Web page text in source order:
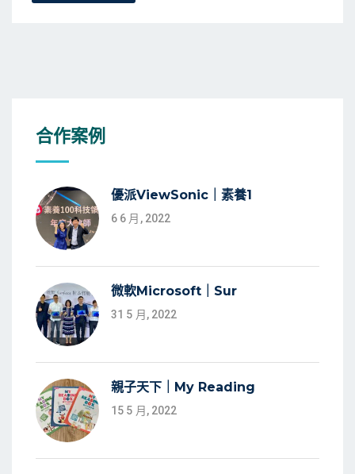
合作案例
優派ViewSonic｜素養1
6 6 月, 2022
微軟Microsoft｜Sur
31 5 月, 2022
親子天下｜My Reading
15 5 月, 2022